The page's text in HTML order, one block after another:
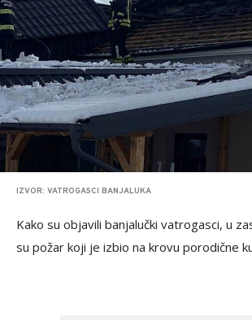
IZVOR: VATROGASCI BANJALUKA
Kako su objavili banjalučki vatrogasci, u
su požar koji je izbio na krovu porodične